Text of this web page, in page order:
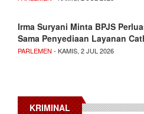
Irma Suryani Minta BPJS
Sama Penyediaan Layanan
PARLEMEN - KAMIS, 2 JUL 2026
KRIMINAL